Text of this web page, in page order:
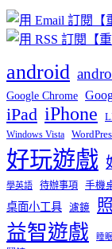
android
Google Chrome
iPad iPhone
Windows Vista
好玩遊戲
學英語 待辦事項 手機
桌面小工具 濾鏡
益智遊戲 睡